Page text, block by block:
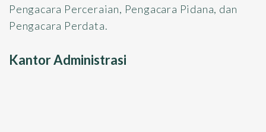
Pengacara Perceraian, Pengacara Pidana, dan
Pengacara Perdata.
Kantor Administrasi